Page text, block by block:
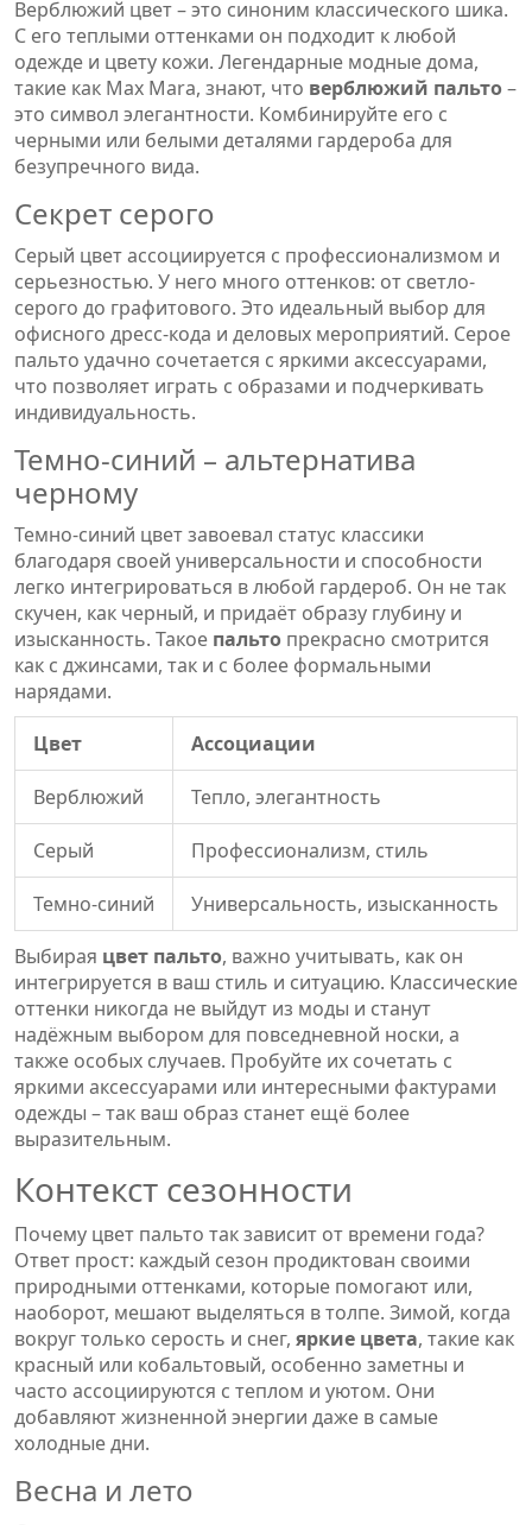
Верблюжий цвет – это синоним классического шика.
С его теплыми оттенками он подходит к любой
одежде и цвету кожи. Легендарные модные дома,
такие как Max Mara, знают, что верблюжий пальто–
это символ элегантности. Комбинируйте его с
черными или белыми деталями гардероба для
безупречного вида.
Секрет серого
Серый цвет ассоциируется с профессионализмом и
серьезностью. У него много оттенков: от светло-
серого до графитового. Это идеальный выбор для
офисного дресс-кода и деловых мероприятий. Серое
пальто удачно сочетается с яркими аксессуарами,
что позволяет играть с образами и подчеркивать
индивидуальность.
Темно-синий – альтернатива
черному
Темно-синий цвет завоевал статус классики
благодаря своей универсальности и способности
легко интегрироваться в любой гардероб. Он не так
скучен, как черный, и придаёт образу глубину и
изысканность. Такое пальто прекрасно смотрится
как с джинсами, так и с более формальными
нарядами.
Цвет
Ассоциации
Верблюжий Тепло, элегантность
Серый Профессионализм, стиль
Темно-синий
Универсальность, изысканность
Выбирая цвет пальто, важно учитывать, как он
интегрируется в ваш стиль и ситуацию. Классические
оттенки никогда не выйдут из моды и станут
надёжным выбором для повседневной носки, а
также особых случаев. Пробуйте их сочетать с
яркими аксессуарами или интересными фактурами
одежды – так ваш образ станет ещё более
выразительным.
Контекст сезонности
Почему цвет пальто так зависит от времени года?
Ответ прост: каждый сезон продиктован своими
природными оттенками, которые помогают или,
наоборот, мешают выделяться в толпе. Зимой, когда
вокруг только серость и снег, яркие цвета, такие как
красный или кобальтовый, особенно заметны и
часто ассоциируются с теплом и уютом. Они
добавляют жизненной энергии даже в самые
холодные дни.
Весна и лето